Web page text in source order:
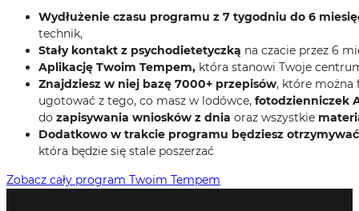
Wydłużenie czasu programu z 7 tygodniu do 6
technik,
Stały kontakt z psychodietetyczką na czacie przez 6
Aplikację Twoim Tempem, która stanowi Twoje
Znajdziesz w niej bazę 7000+ przepisów, które można
ugotować z tego, co masz w lodówce, fotodzienniczek
do zapisywania wniosków z dnia oraz wszystkie
Dodatkowo w trakcie programu będziesz otrzymywać
która będzie się stale poszerzać
Zobacz cały program Twoim Tempem